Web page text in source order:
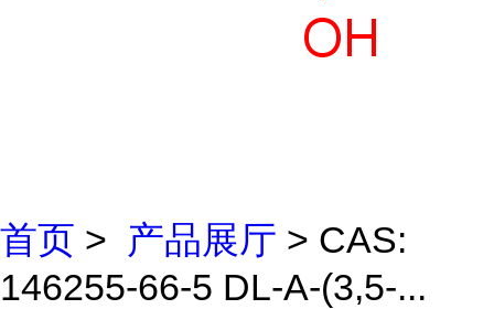
首页 > 产品展厅 > CAS:
146255-66-5 DL-Α-(3,5-...